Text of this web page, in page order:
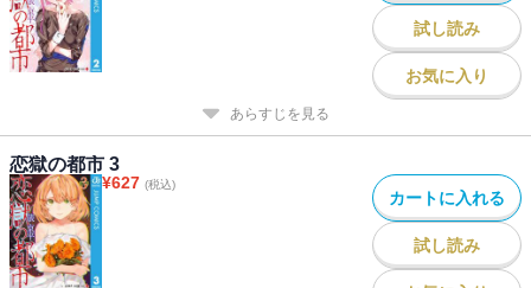
試し読み
お気に入り
あらすじを見る
恋獄の都市 3
¥627 (税込)
カートに入れる
試し読み